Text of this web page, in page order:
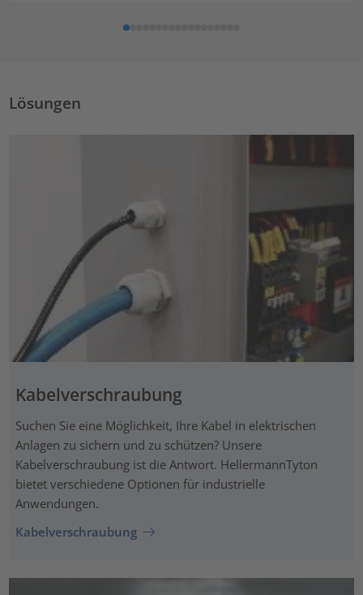
Lösungen
Kabelverschraubung
Suchen Sie eine Möglichkeit, Ihre Kabel in elektrischen
Anlagen zu sichern und zu schützen? Unsere
Kabelverschraubung ist die Antwort. HellermannTyton
bietet verschiedene Optionen für industrielle
Anwendungen.
Kabelverschraubung